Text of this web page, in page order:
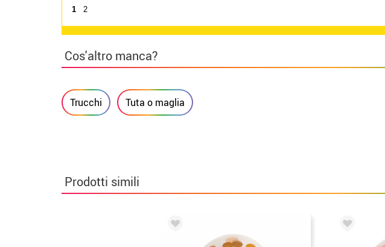
1 2
Cos'altro manca?
Trucchi Tuta o maglia
Prodotti simili